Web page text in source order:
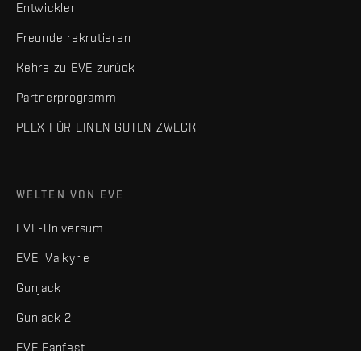
Entwickler
Freunde rekrutieren
Kehre zu EVE zurück
Partnerprogramm
PLEX FÜR EINEN GUTEN ZWECK
WELTEN VON EVE
EVE-Universum
EVE: Valkyrie
Gunjack
Gunjack 2
EVE Fanfest